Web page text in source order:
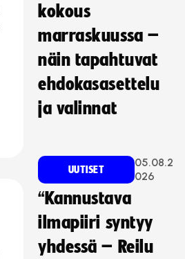
kokous
marraskuussa –
näin tapahtuvat
ehdokasasettelu
ja valinnat
UUTISET
05.08.2
026
“Kannustava
ilmapiiri syntyy
yhdessä – Reilu